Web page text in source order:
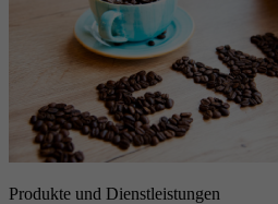
Produkte und Dienstleistungen